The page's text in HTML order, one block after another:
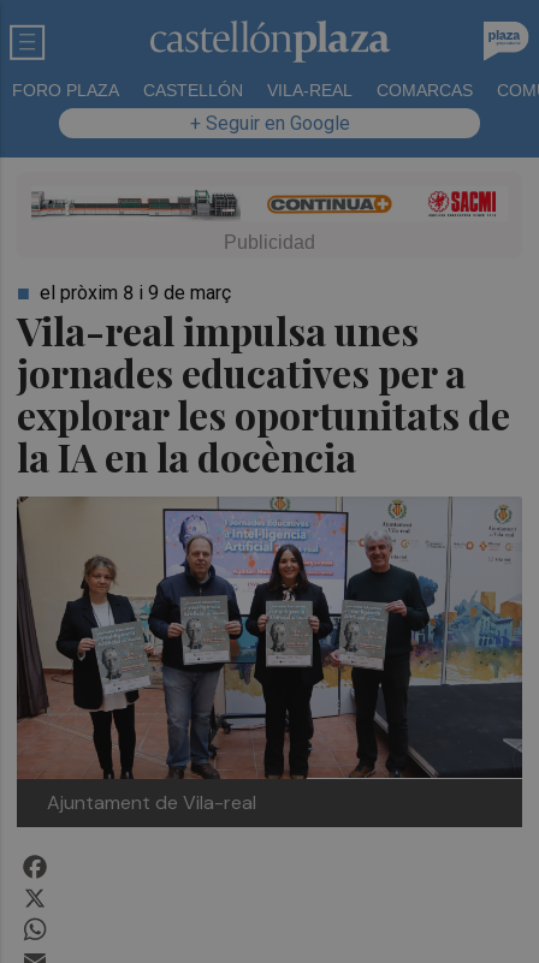
FORO PLAZA CASTELLÓN VILA-REAL COMARCAS
+ Seguir en Google
Vila-real impulsa unes
jornades educatives per a
explorar les oportunitats de
la IA en la docència
el pròxim 8 i 9 de març
Ajuntament de Vila-real